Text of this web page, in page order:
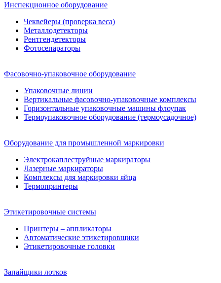
Инспекционное оборудование
Чеквейеры (проверка веса)
Металлодетекторы
Рентгендетекторы
Фотосепараторы
Фасовочно-упаковочное оборудование
Упаковочные линии
Вертикальные фасовочно-упаковочные комплексы
Горизонтальные упаковочные машины флоупак
Термоупаковочное оборудование (термоусадочное)
Оборудование для промышленной маркировки
Электрокаплеструйные маркираторы
Лазерные маркираторы
Комплексы для маркировки яйца
Термопринтеры
Этикетировочные системы
Принтеры – аппликаторы
Автоматические этикетировщики
Этикетировочные головки
Запайщики лотков